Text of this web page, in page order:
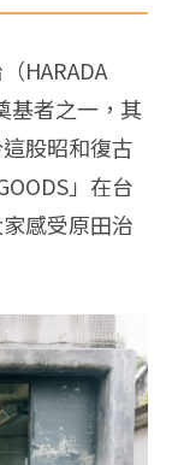
HARADA
基者之一，其
股昭和復古
」在台
感受原田治